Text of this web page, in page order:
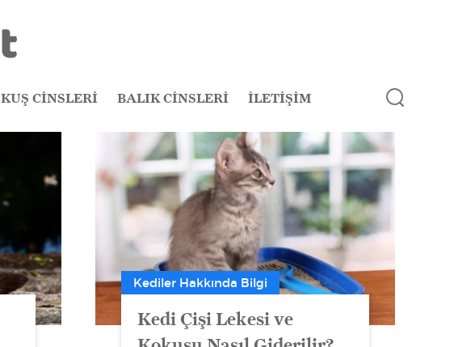
KUŞ CİNSLERİ BALIK CİNSLERİ İLETİŞİM
Kediler Hakkında Bilgi
Kedi Çişi Lekesi ve